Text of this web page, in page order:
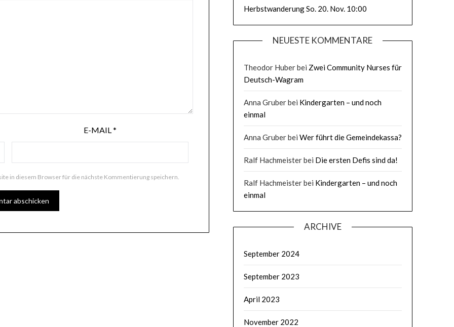
E-MAIL*
in diesem Browser für die nächste Kommentierung speichern.
Herbstwanderung So. 20. Nov. 10:00
NEUESTE KOMMENTARE
Theodor Huberbei Zwei Community Nurses für
Deutsch-Wagram
Anna Gruberbei Kindergarten – und noch
einmal
Anna Gruberbei Wer führt die Gemeindekassa?
Ralf Hachmeisterbei Die ersten Defis sind da!
Ralf Hachmeisterbei Kindergarten – und noch
einmal
ARCHIVE
September 2024
September 2023
April 2023
November 2022